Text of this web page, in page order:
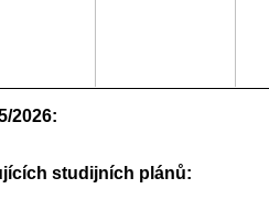
2026:
studijních plánů: